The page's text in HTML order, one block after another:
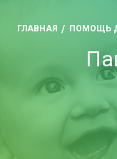
ГЛАВНАЯ ПОМОЩЬ